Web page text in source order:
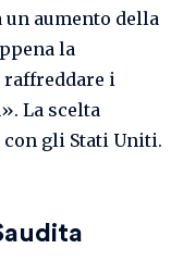
aumento della
la
raffreddare i
La scelta
con gli Stati Uniti.